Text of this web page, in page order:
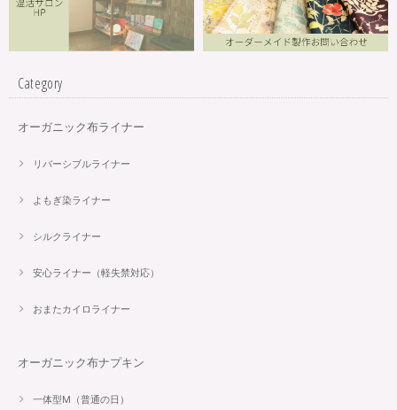
Category
オーガニック布ライナー
リバーシブルライナー
よもぎ染ライナー
シルクライナー
安心ライナー（軽失禁対応）
おまたカイロライナー
オーガニック布ナプキン
一体型M（普通の日）